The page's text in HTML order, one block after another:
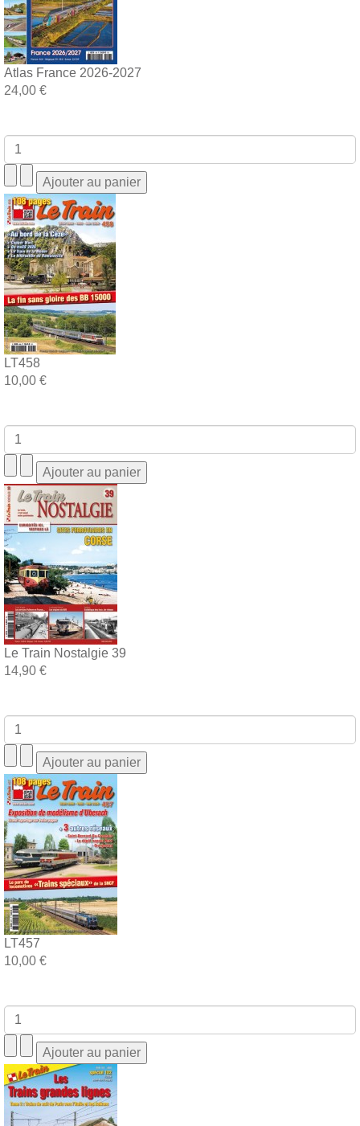
Atlas France 2026-2027
24,00 €
LT458
10,00 €
Le Train Nostalgie 39
14,90 €
LT457
10,00 €